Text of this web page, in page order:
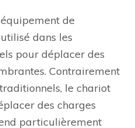
de
dans les
pour déplacer des
Contrairement
le chariot
des charges
particulièrement